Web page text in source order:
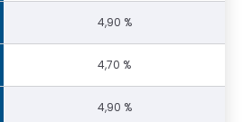
4,90 %
4,70 %
4,90 %